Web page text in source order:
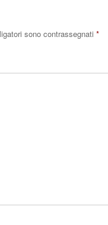
sono contrassegnati *